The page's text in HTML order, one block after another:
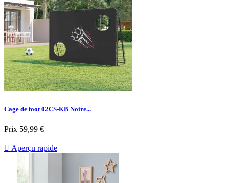
Cage de foot 02CS-KB Noire...
Prix 59,99 €
 Aperçu rapide